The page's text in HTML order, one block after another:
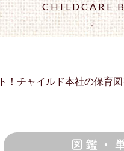
CHILDCARE
チャイルド本社の保育図
図鑑・